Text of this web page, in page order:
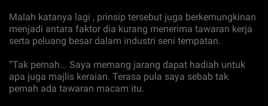
Malah katanya lagi , prinsip tersebut juga berkemungkinan
menjadi antara faktor dia kurang menerima tawaran kerja
serta peluang besar dalam industri seni tempatan.
“Tak pernah... Saya memang jarang dapat hadiah untuk
apa juga majlis keraian. Terasa pula saya sebab tak
pernah ada tawaran macam itu.